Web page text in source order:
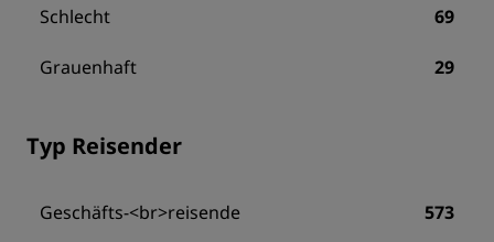
Schlecht 69
Grauenhaft 29
Typ Reisender
Geschäfts-<br>reisende 573